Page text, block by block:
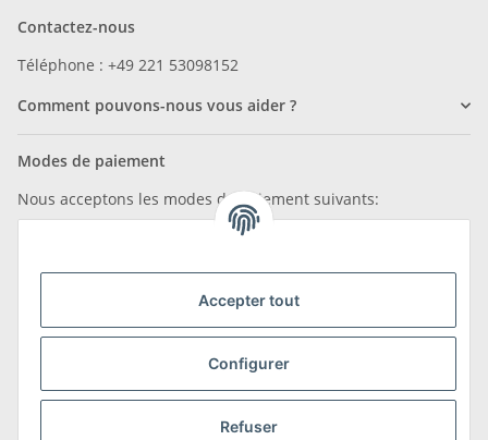
Accepter tout
Configurer
Refuser
Contactez-nous
Téléphone : +49 221 53098152
Comment pouvons-nous vous aider ?
Modes de paiement
Nous acceptons les modes de paiement suivants:
Nous sommes membres de